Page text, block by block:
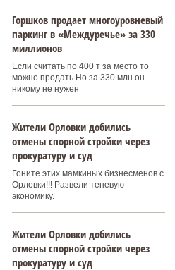
Горшков продает многоуровневый
паркинг в «Междуречье» за 330
миллионов
Если считать по 400 т за место то
можно продать Но за 330 млн он
никому не нужен
Жители Орловки добились
отмены спорной стройки через
прокуратуру и суд
Гоните этих мамкиных бизнесменов с
Орловки!!! Развели теневую
экономику.
Жители Орловки добились
отмены спорной стройки через
прокуратуру и суд